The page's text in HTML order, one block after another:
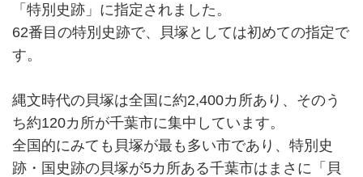
「特別史跡」に指定されました。
62番目の特別史跡で、貝塚としては初めての指定で
す。
縄文時代の貝塚は全国に約2,400カ所あり、そのう
ち約120カ所が千葉市に集中しています。
全国的にみても貝塚が最も多い市であり、特別史
跡・国史跡の貝塚が5カ所ある千葉市はまさに「貝